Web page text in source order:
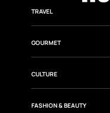
TRAVEL
GOURMET
CULTURE
FASHION & BEAUTY